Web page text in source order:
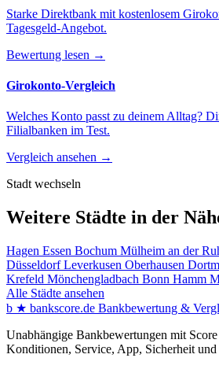
Starke Direktbank mit kostenlosem
Tagesgeld-Angebot.
Bewertung lesen →
Girokonto-Vergleich
Welches Konto passt zu deinem Alltag?
Filialbanken im Test.
Vergleich ansehen →
Stadt wechseln
Weitere Städte in der
Hagen Essen Bochum Mülheim an der
DüsseldorfLeverkusen Oberhausen
Krefeld Mönchengladbach Bonn Hamm
Alle Städte ansehen
b ★ bankscore.de Bankbewertung &
Unabhängige Bankbewertungen mit
Konditionen, Service, App, Sicherheit und